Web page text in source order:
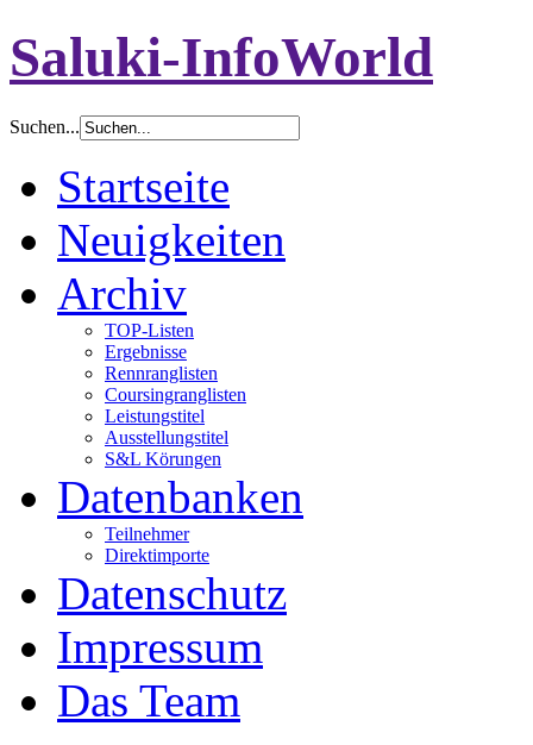
Saluki-InfoWorld
Suchen...
Startseite
Neuigkeiten
Archiv
TOP-Listen
Ergebnisse
Rennranglisten
Coursingranglisten
Leistungstitel
Ausstellungstitel
S&L Körungen
Datenbanken
Teilnehmer
Direktimporte
Datenschutz
Impressum
Das Team